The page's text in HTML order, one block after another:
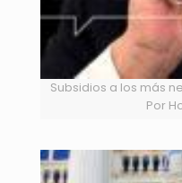
Subsidios a los más
Por